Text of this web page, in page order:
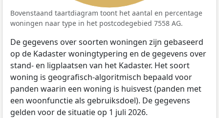
Bovenstaand taartdiagram toont het aantal en percentage
woningen naar type in het postcodegebied 7558 AG.
De gegevens over soorten woningen zijn gebaseerd
op de Kadaster woningtypering en de gegevens over
stand- en ligplaatsen van het Kadaster. Het soort
woning is geografisch-algoritmisch bepaald voor
panden waarin een woning is huisvest (panden met
een woonfunctie als gebruiksdoel). De gegevens
gelden voor de situatie op 1 juli 2026.